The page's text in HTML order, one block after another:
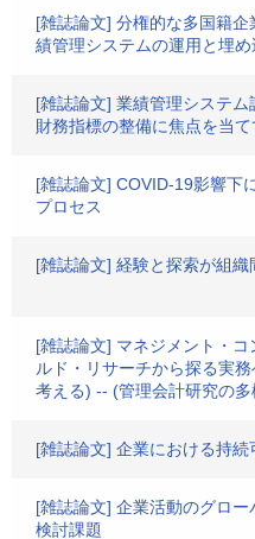
[雑誌論文] 分権的な多国籍
績管理システムの運用と埋め
[雑誌論文] 業績管理システ
財務指標の整備に焦点を当て
[雑誌論文] COVID-19影響下
プロセス
[雑誌論文] 経験と探索が組
[雑誌論文] マネジメント・
ルド・リサーチから探る実
考える) -- (管理会計研究の多
[雑誌論文] 企業における持
[雑誌論文] 企業活動のグロ
検討課題